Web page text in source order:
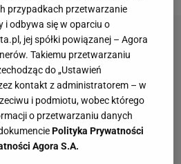
przypadkach przetwarzanie
i odbywa się w oparciu o
jej spółki powiązanej – Agora
Takiemu przetwarzaniu
do „Ustawień
kontakt z administratorem – w
i podmiotu, wobec którego
o przetwarzaniu danych
Polityka Prywatności
Agora S.A.